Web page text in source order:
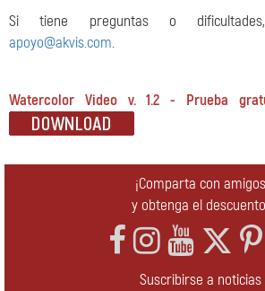
Si tiene preguntas o
apoyo@akvis.com.
Watercolor Video v. 1.2 - Prueba
¡Comparta con amigos
y obtenga el
Suscribirse a noticias